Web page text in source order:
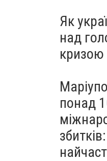
Як
над
понад